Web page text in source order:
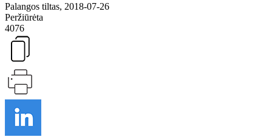
Palangos tiltas, 2018-07-26
Peržiūrėta
4076